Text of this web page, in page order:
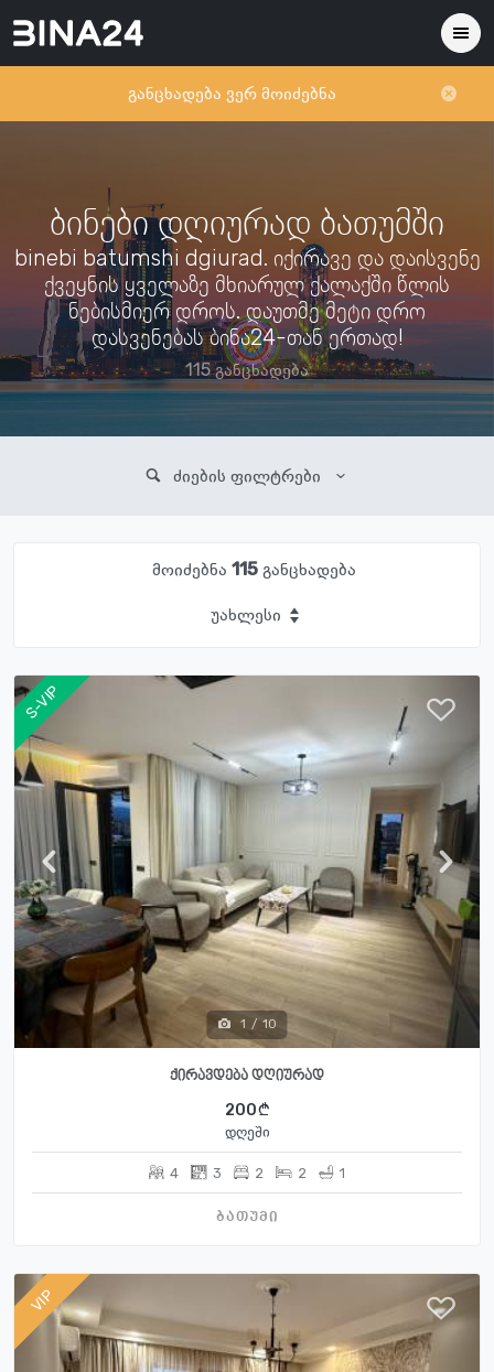
განცხადება ვერ მოიძებნა
ბინები დღიურად ბათუმში
binebi batumshi dgiurad. იქირავე და დაისვენე
ქვეყნის ყველაზე მხიარულ ქალაქში წლის
ნებისმიერ დროს. დაუთმე მეტი დრო
დასვენებას ბინა24-თან ერთად!
115 განცხადება
ძიების ფილტრები
მოიძებნა 115განცხადება
უახლესი
S-VIP
1 / 10
ქირავდება დღიურად
200
დღეში
4 3 2 2 1
ბათუმი
VIP